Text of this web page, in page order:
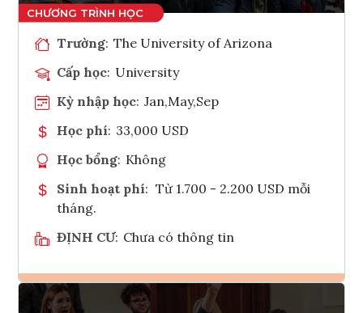
Trường: The University of Arizona
Cấp học: University
Kỳ nhập học: Jan,May,Sep
Học phí: 33,000 USD
Học bổng: Không
Sinh hoạt phí: Từ 1.700 - 2.200 USD mỗi
tháng.
ĐỊNH CƯ: Chưa có thông tin
Ghi danh